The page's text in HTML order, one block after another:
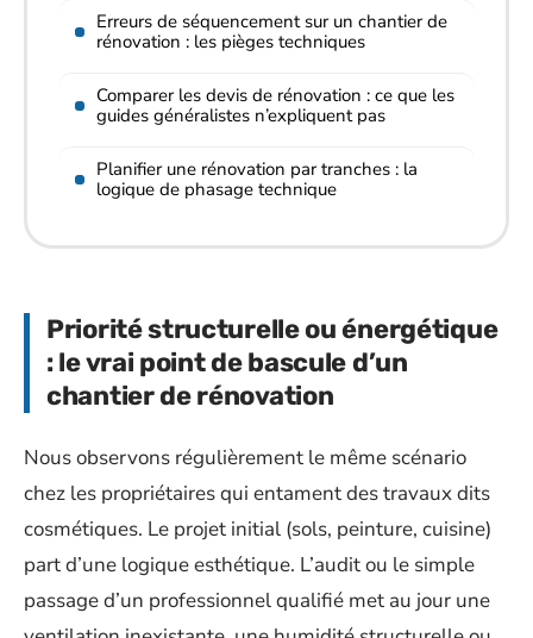
Erreurs de séquencement sur un chantier de
rénovation : les pièges techniques
Comparer les devis de rénovation : ce que les
guides généralistes n’expliquent pas
Planifier une rénovation par tranches : la
logique de phasage technique
Priorité structurelle ou énergétique
: le vrai point de bascule d’un
chantier de rénovation
Nous observons régulièrement le même scénario
chez les propriétaires qui entament des travaux dits
cosmétiques. Le projet initial (sols, peinture, cuisine)
part d’une logique esthétique. L’audit ou le simple
passage d’un professionnel qualifié met au jour une